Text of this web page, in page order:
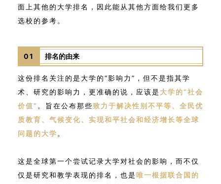
面上其他的大学排名，因此能从其他方面给我们更多
选校的参考。
01 排名的由来
这份排名关注的是大学的“影响力”，但不是指其学
术、研究的影响力，更准确的说，应该是 大学的“社会
价值” 。旨在公布那些致力于解决性别不平等、全民优
质教育、气候变化、实现和平社会和经济增长等全球
问题的大学 。
这是全球第一个尝试记录大学对社会的影响，而不仅
仅是研究和教学表现的排名，也是唯一根据联合国的